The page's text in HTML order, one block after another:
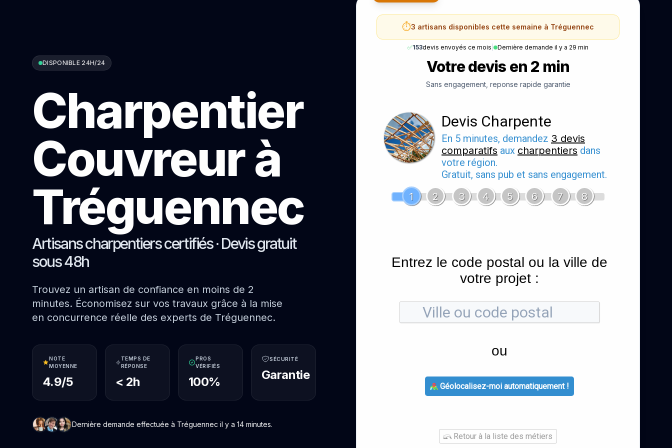
DISPONIBLE 24H/24
Charpentier
Couvreur à
Tréguennec
Artisans charpentiers certifiés · Devis gratuit
sous 48h
Trouvez un artisan de confiance en moins de 2
minutes. Économisez sur vos travaux grâce à la mise
en concurrence réelle des experts de Tréguennec.
NOTE
MOYENNE
4.9/5
TEMPS DE
RÉPONSE
< 2h
PROS
VÉRIFIÉS
100%
SÉCURITÉ
Garantie
Dernière demande effectuée à Tréguennec il y a 14 minutes.
⏱️3 artisans disponibles cette semaine à Tréguennec
✅153devis envoyés ce mois Dernière demande il y a 29 min
Votre devis en 2 min
Sans engagement, reponse rapide garantie
Devis Charpente
En 5 minutes, demandez 3 devis
comparatifs aux charpentiers dans
votre région.
Gratuit, sans pub et sans engagement.
1
2 3 4 5 6 7 8
Entrez le code postal ou la ville de
votre projet :
ou
Géolocalisez-moi automatiquement !
Retour à la liste des métiers